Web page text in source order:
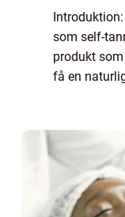
som self-
produkt
få en